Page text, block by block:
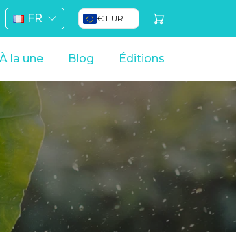
FR € EUR
À la une Blog Éditions